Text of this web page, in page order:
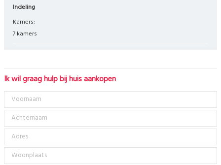
Indeling
Kamers:
7 kamers
Ik wil graag hulp bij huis aankopen